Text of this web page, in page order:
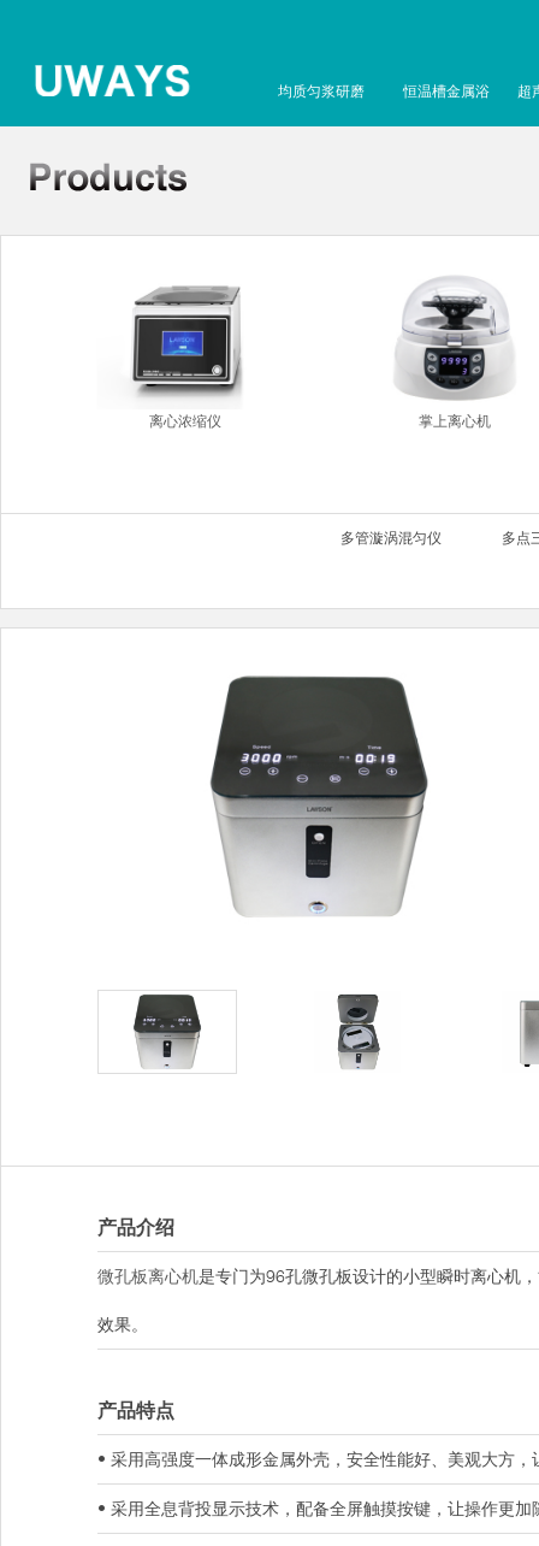
均质匀浆研磨 恒温槽金属浴 超
离心浓缩仪 掌上离心机
多管漩涡混匀仪 多点
产品介绍
微孔板离心机是专门为96孔微孔板设计的小型瞬时离心机
效果。
产品特点
• 采用高强度一体成形金属外壳，安全性能好、美观大方
• 采用全息背投显示技术，配备全屏触摸按键，让操作更加